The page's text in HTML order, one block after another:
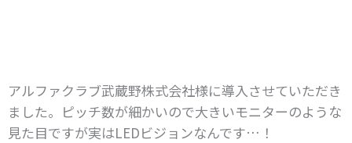
アルファクラブ武蔵野株式会社様に導入させていただき
ました。 ピッチ数が細かいので大きいモニターのような
見た目ですが実はLEDビジョンなんです…！